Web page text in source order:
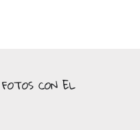
CON EL